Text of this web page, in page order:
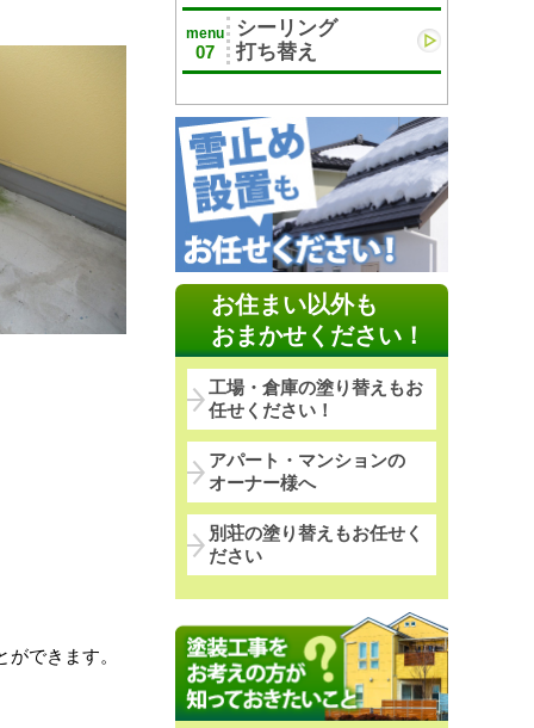
できます。
menu
07
シーリング
打ち替え
お住まい以外も
おまかせください！
工場・倉庫の塗り替えもお
任せください！
アパート・マンションの
オーナー様へ
別荘の塗り替えもお任せく
ださい